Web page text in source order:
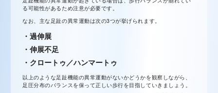
る可能性があるため注意が必要です。
なお、主な足趾の異常運動は次の3つが挙げられます。
・過伸展
・伸展不足
・クロートゥ／ハンマートゥ
以上のような足趾機能の異常運動がないかどうかを観察しながら、
足圧分布のバランスを保って正しい歩行を目指していきましょう。